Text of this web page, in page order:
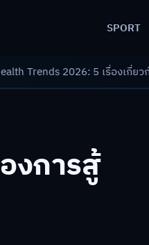
SPORT
เรื่องเกี่ยวกับการแพทย์ที่ควรรู้/
งการสู้